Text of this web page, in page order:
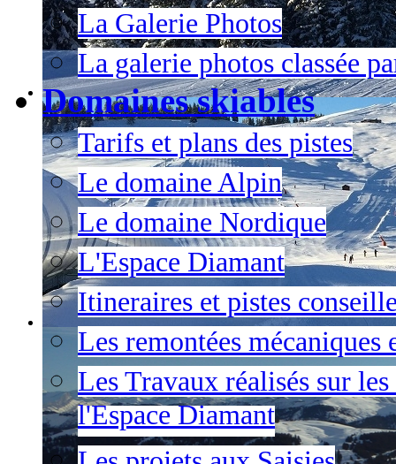
La Galerie Photos
La galerie photos classée
Domaines skiables
Tarifs et plans des pistes
Le domaine Alpin
Le domaine Nordique
L'Espace Diamant
Itineraires et pistes
Les remontées mécaniques
Les Travaux réalisés sur
l'Espace Diamant